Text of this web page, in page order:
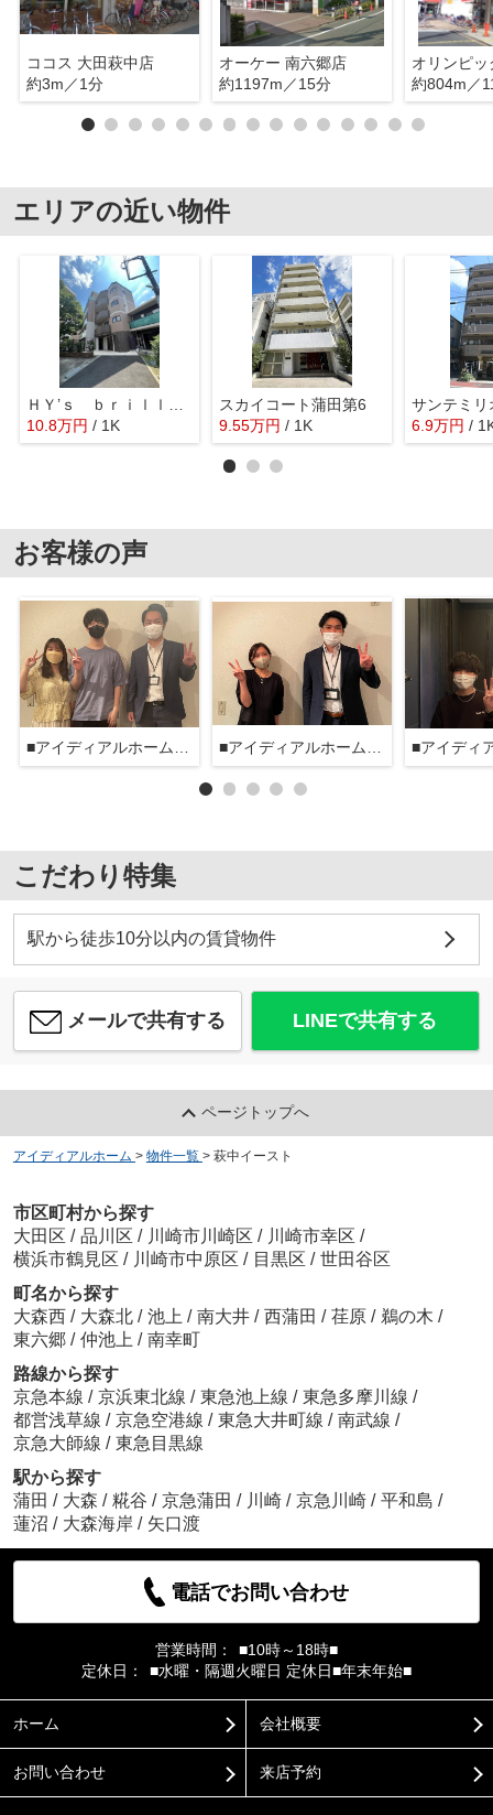
ココス 大田萩中店
約3m／1分
オーケー 南六郷店
約1197m／15分
オリンピ
約804m／
エリアの近い物件
ＨＹ’ｓ ｂｒｉｌｌｅｒ大森北
10.8万円 / 1K
スカイコート蒲田第6
9.55万円 / 1K
サンテミリ
6.9万円 /
お客様の声
こだわり特集
駅から徒歩10分以内の賃貸物件
メールで共有する LINEで共有する
ページトップへ
アイディアルホーム > 物件一覧 > 萩中イースト
市区町村から探す
大田区 / 品川区 / 川崎市川崎区 / 川崎市幸区 /
横浜市鶴見区 / 川崎市中原区 / 目黒区 / 世田谷区
町名から探す
大森西 / 大森北 / 池上 / 南大井 / 西蒲田 / 荏原 / 鵜の木 /
東六郷 / 仲池上 / 南幸町
路線から探す
京急本線 / 京浜東北線 / 東急池上線 / 東急多摩川線 /
都営浅草線 / 京急空港線 / 東急大井町線 / 南武線 /
京急大師線 / 東急目黒線
駅から探す
蒲田 / 大森 / 糀谷 / 京急蒲田 / 川崎 / 京急川崎 / 平和島 /
蓮沼 / 大森海岸 / 矢口渡
電話でお問い合わせ
営業時間：
■10時～18時■
定休日：
■水曜・隔週火曜日 定休日■年末年始■
ホーム 会社概要
お問い合わせ 来店予約